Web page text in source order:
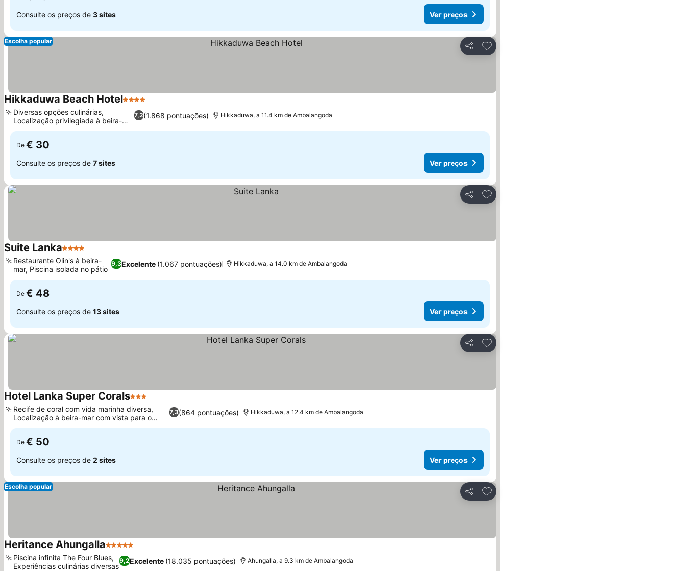
Consulte os preços de 3 sites Ver preços
Partilhar
Adicionar aos favoritos
Escolha popular
Hikkaduwa Beach Hotel4 Estrelas
7,2(1.868 pontuações)
Diversas opções culinárias,
Localização privilegiada à beira-
mar
Hikkaduwa, a 11.4 km de Ambalangoda
De € 30
Consulte os preços de 7 sites Ver preços
Partilhar
Adicionar aos favoritos
Suite Lanka4 Estrelas
9,3Excelente (1.067 pontuações)
Restaurante Olin's à beira-
mar, Piscina isolada no pátio
Hikkaduwa, a 14.0 km de Ambalangoda
De € 48
Consulte os preços de 13 sites Ver preços
Partilhar
Adicionar aos favoritos
Hotel Lanka Super Corals3 Estrelas
7,3(864 pontuações)
Recife de coral com vida marinha diversa,
Localização à beira-mar com vista para o
oceano
Hikkaduwa, a 12.4 km de Ambalangoda
De € 50
Consulte os preços de 2 sites Ver preços
Partilhar
Adicionar aos favoritos
Escolha popular
Heritance Ahungalla5 Estrelas
9,2Excelente (18.035 pontuações)
Piscina infinita The Four Blues,
Experiências culinárias diversas
Ahungalla, a 9.3 km de Ambalangoda